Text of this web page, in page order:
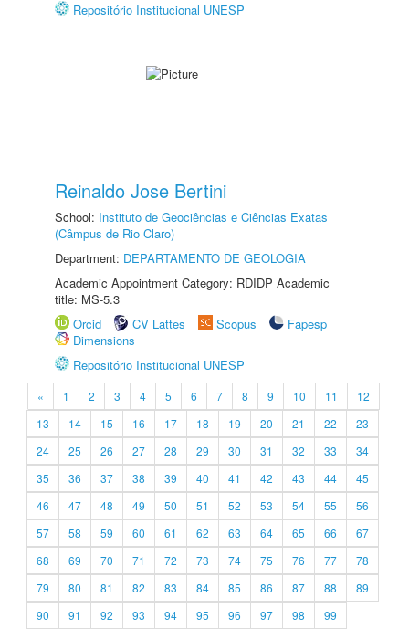
Repositório Institucional UNESP
Reinaldo Jose Bertini
School: Instituto de Geociências e Ciências Exatas
(Câmpus de Rio Claro)
Department: DEPARTAMENTO DE GEOLOGIA
Academic Appointment Category: RDIDP Academic
title: MS-5.3
Orcid
CV Lattes Scopus
Fapesp
Dimensions
Repositório Institucional UNESP
« 1 2 3 4 5 6 7 8 9 10 11
12
13
14 15 16 17 18 19 20 21 22
23
24
25 26 27 28 29 30 31 32 33
34
35
36 37 38 39 40 41 42 43 44
45
46
47 48 49 50 51 52 53 54 55
56
57
58 59 60 61 62 63 64 65 66
67
68
69 70 71 72 73 74 75 76 77
78
79
80 81 82 83 84 85 86 87 88
89
90
91 92 93 94 95 96 97 98
99